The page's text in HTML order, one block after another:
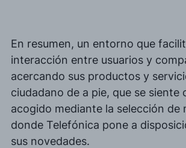
En resumen, un entorno que
interacción entre usuarios y
acercando sus productos y
ciudadano de a pie, que se siente
acogido mediante la selección de
donde Telefónica pone a
sus novedades.